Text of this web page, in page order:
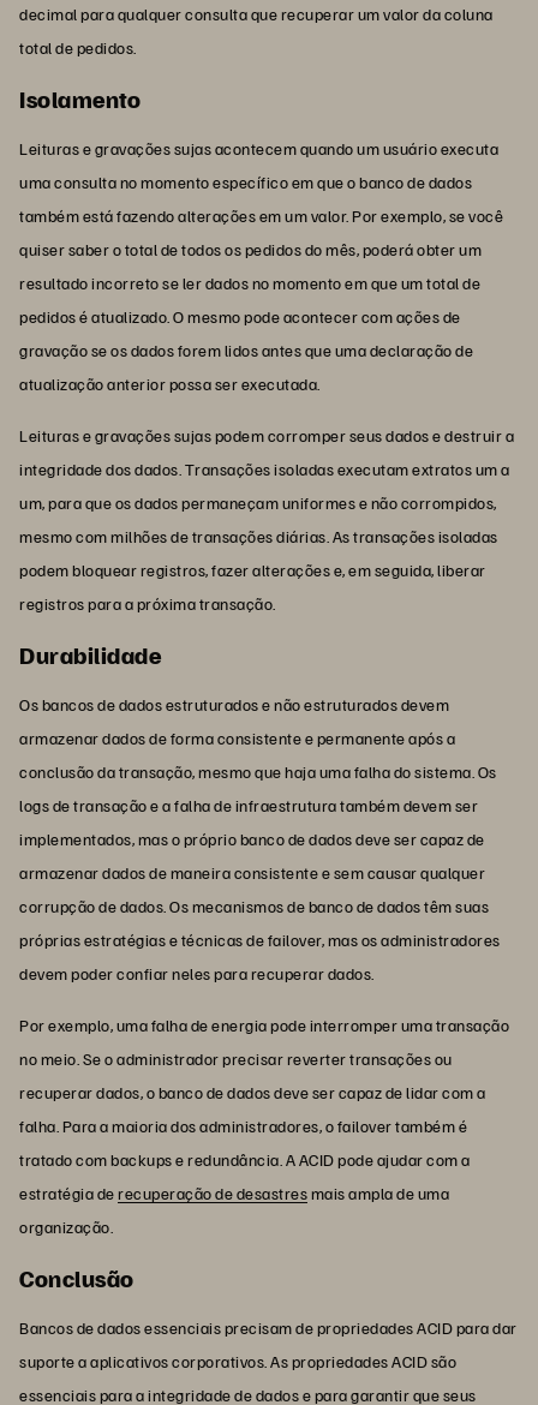
decimal para qualquer consulta que recuperar um valor da coluna
total de pedidos.
Isolamento
Leituras e gravações sujas acontecem quando um usuário executa
uma consulta no momento específico em que o banco de dados
também está fazendo alterações em um valor. Por exemplo, se você
quiser saber o total de todos os pedidos do mês, poderá obter um
resultado incorreto se ler dados no momento em que um total de
pedidos é atualizado. O mesmo pode acontecer com ações de
gravação se os dados forem lidos antes que uma declaração de
atualização anterior possa ser executada.
Leituras e gravações sujas podem corromper seus dados e destruir a
integridade dos dados. Transações isoladas executam extratos um a
um, para que os dados permaneçam uniformes e não corrompidos,
mesmo com milhões de transações diárias. As transações isoladas
podem bloquear registros, fazer alterações e, em seguida, liberar
registros para a próxima transação.
Durabilidade
Os bancos de dados estruturados e não estruturados devem
armazenar dados de forma consistente e permanente após a
conclusão da transação, mesmo que haja uma falha do sistema. Os
logs de transação e a falha de infraestrutura também devem ser
implementados, mas o próprio banco de dados deve ser capaz de
armazenar dados de maneira consistente e sem causar qualquer
corrupção de dados. Os mecanismos de banco de dados têm suas
próprias estratégias e técnicas de failover, mas os administradores
devem poder confiar neles para recuperar dados.
Por exemplo, uma falha de energia pode interromper uma transação
no meio. Se o administrador precisar reverter transações ou
recuperar dados, o banco de dados deve ser capaz de lidar com a
falha. Para a maioria dos administradores, o failover também é
tratado com backups e redundância. A ACID pode ajudar com a
estratégia derecuperação de desastresmais ampla de uma
organização.
Conclusão
Bancos de dados essenciais precisam de propriedades ACID para dar
suporte a aplicativos corporativos. As propriedades ACID são
essenciais para a integridade de dados e para garantir que seus